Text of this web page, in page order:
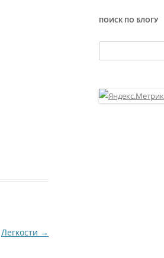
Легкости →
ПОИСК ПО БЛОГУ